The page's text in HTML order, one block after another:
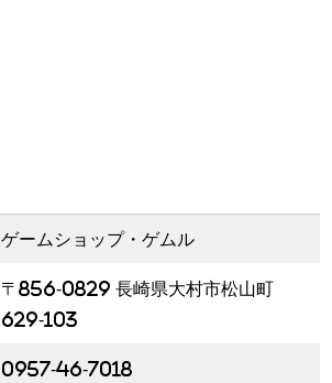
ゲームショップ・ゲムル
〒856-0829 長崎県大村市松山町
629-103
0957-46-7018